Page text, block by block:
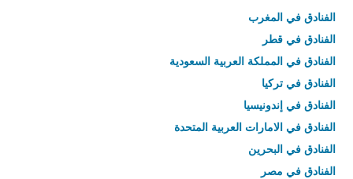
الفنادق في المغرب
الفنادق في قطر
الفنادق في المملكة العربية السعودية
الفنادق في تركيا
الفنادق في إندونيسيا
الفنادق في الامارات العربية المتحدة
الفنادق في البحرين
الفنادق في مصر